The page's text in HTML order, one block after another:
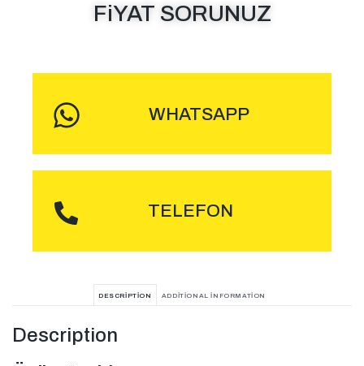
FiYAT SORUNUZ
WHATSAPP
TELEFON
DESCRIPTION ADDITIONAL INFORMATION
Description